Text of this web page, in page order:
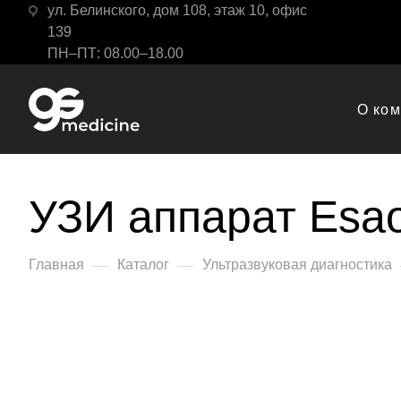
ул. Белинского, дом 108, этаж 10, офис
139
ПН–ПТ: 08.00–18.00
О
УЗИ аппарат
Главная — Каталог — Ультразвуковая диагностика